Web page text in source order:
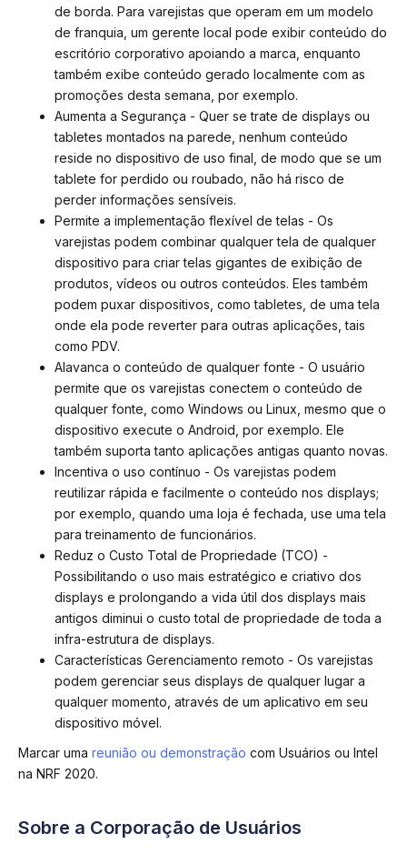
de borda. Para varejistas que operam em um modelo
de franquia, um gerente local pode exibir conteúdo do
escritório corporativo apoiando a marca, enquanto
também exibe conteúdo gerado localmente com as
promoções desta semana, por exemplo.
Aumenta a Segurança - Quer se trate de displays ou
tabletes montados na parede, nenhum conteúdo
reside no dispositivo de uso final, de modo que se um
tablete for perdido ou roubado, não há risco de
perder informações sensíveis.
Permite a implementação flexível de telas - Os
varejistas podem combinar qualquer tela de qualquer
dispositivo para criar telas gigantes de exibição de
produtos, vídeos ou outros conteúdos. Eles também
podem puxar dispositivos, como tabletes, de uma tela
onde ela pode reverter para outras aplicações, tais
como PDV.
Alavanca o conteúdo de qualquer fonte - O usuário
permite que os varejistas conectem o conteúdo de
qualquer fonte, como Windows ou Linux, mesmo que o
dispositivo execute o Android, por exemplo. Ele
também suporta tanto aplicações antigas quanto novas.
Incentiva o uso contínuo - Os varejistas podem
reutilizar rápida e facilmente o conteúdo nos displays;
por exemplo, quando uma loja é fechada, use uma tela
para treinamento de funcionários.
Reduz o Custo Total de Propriedade (TCO) -
Possibilitando o uso mais estratégico e criativo dos
displays e prolongando a vida útil dos displays mais
antigos diminui o custo total de propriedade de toda a
infra-estrutura de displays.
Características Gerenciamento remoto - Os varejistas
podem gerenciar seus displays de qualquer lugar a
qualquer momento, através de um aplicativo em seu
dispositivo móvel.
Marcar uma reunião ou demonstração com Usuários ou Intel
na NRF 2020.
Sobre a Corporação de Usuários